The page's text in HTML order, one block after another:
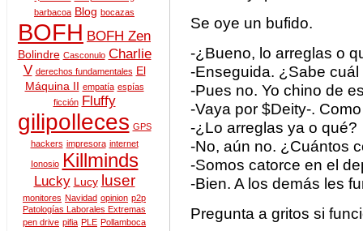
barbacoa Blog bocazas
BOFH BOFH Zen
Bolindre Casconulo Charlie
V derechos fundamentales El
Máquina II empatía espías
ficción
Fluffy
gilipolleces GPS
hackers impresora internet
Ionosio Killminds
Lucky Lucy luser
monitores Navidad opinion p2p
Patologías Laborales Extremas
pen drive pifia PLE Pollamboca
Se oye un bufido.
-¿Bueno, lo arreglas o
-Enseguida. ¿Sabe
-Pues no. Yo chino de
-Vaya por $Deity-.
-¿Lo arreglas ya o qué?
-No, aún no. ¿Cuántos
-Somos catorce en el
-Bien. A los demás les
Pregunta a gritos si